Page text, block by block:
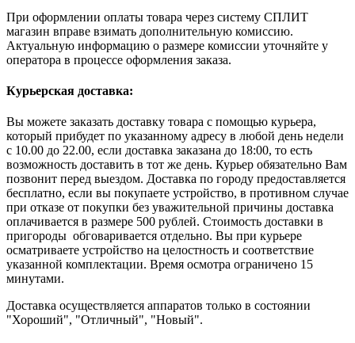
При оформлении оплаты товара через систему СПЛИТ
магазин вправе взимать дополнительную комиссию.
Актуальную информацию о размере комиссии уточняйте у
оператора в процессе оформления заказа.
Курьерская доставка:
Вы можете заказать доставку товара с помощью курьера,
который прибудет по указанному адресу в любой день недели
с 10.00 до 22.00, если доставка заказана до 18:00, то есть
возможность доставить в тот же день. Курьер обязательно Вам
позвонит перед выездом. Доставка по городу предоставляется
бесплатно, если вы покупаете устройство, в противном случае
при отказе от покупки без уважительной причины доставка
оплачивается в размере 500 рублей. Стоимость доставки в
пригороды обговаривается отдельно. Вы при курьере
осматриваете устройство на целостность и соответствие
указанной комплектации. Время осмотра ограничено 15
минутами.
Доставка осуществляется аппаратов только в состоянии
"Хороший", "Отличный", "Новый".